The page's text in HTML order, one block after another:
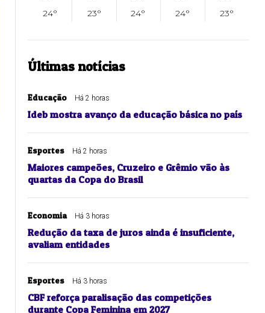
24°
23°
24°
24°
23°
Últimas notícias
Educação Há 2 horas
Ideb mostra avanço da educação básica no país
Esportes Há 2 horas
Maiores campeões, Cruzeiro e Grêmio vão às
quartas da Copa do Brasil
Economia Há 3 horas
Redução da taxa de juros ainda é insuficiente,
avaliam entidades
Esportes Há 3 horas
CBF reforça paralisação das competições
durante Copa Feminina em 2027